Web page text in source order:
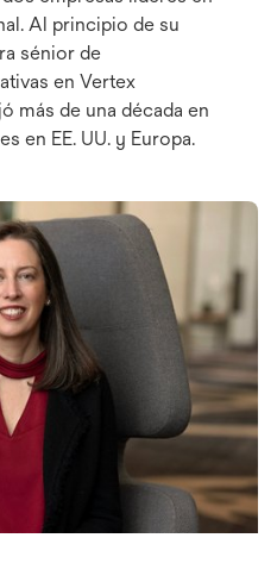
Al principio de su
sénior de
en Vertex
más de una década en
en EE. UU. y Europa.